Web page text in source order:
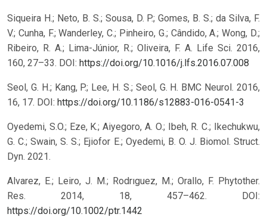
Siqueira H.; Neto, B. S.; Sousa, D. P.; Gomes, B. S.; da Silva, F.
V.; Cunha, F.; Wanderley, C.; Pinheiro, G.; Cândido, A.; Wong, D.;
Ribeiro, R. A.; Lima-Júnior, R.; Oliveira, F. A. Life Sci. 2016,
160, 27–33. DOI: https://doi.org/10.1016/j.lfs.2016.07.008
Seol, G. H.; Kang, P.; Lee, H. S.; Seol, G. H. BMC Neurol. 2016,
16, 17. DOI: https://doi.org/10.1186/s12883-016-0541-3
Oyedemi, S.O.; Eze, K.; Aiyegoro, A. O.; Ibeh, R. C.; Ikechukwu,
G. C.; Swain, S. S.; Ejiofor E.; Oyedemi, B. O. J. Biomol. Struct.
Dyn. 2021.
Alvarez, E.; Leiro, J. M.; Rodrıguez, M.; Orallo, F. Phytother.
Res. 2014, 18, 457–462. DOI:
https://doi.org/10.1002/ptr.1442